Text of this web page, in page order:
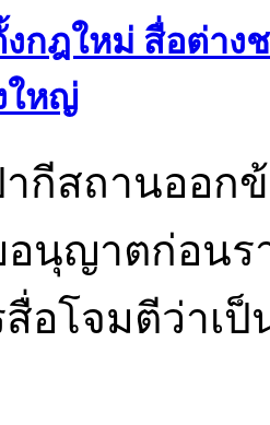
กฎใหม่ สื่อต่าง
ใหญ่
ากีสถานออก
อนุญาตก่อนร
อโจมตีว่าเ